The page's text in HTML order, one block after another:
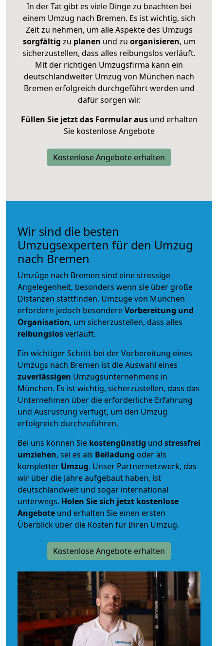
In der Tat gibt es viele Dinge zu beachten bei
einem Umzug nach Bremen. Es ist wichtig, sich
Zeit zu nehmen, um alle Aspekte des Umzugs
sorgfältig zu planen und zu organisieren, um
sicherzustellen, dass alles reibungslos verläuft.
Mit der richtigen Umzugsfirma kann ein
deutschlandweiter Umzug von München nach
Bremen erfolgreich durchgeführt werden und
dafür sorgen wir.
Füllen Sie jetzt das Formular ausund erhalten
Sie kostenlose Angebote
Kostenlose Angebote erhalten
Wir sind die besten
Umzugsexperten für den Umzug
nach Bremen
Umzüge nach Bremen sind eine stressige
Angelegenheit, besonders wenn sie über große
Distanzen stattfinden. Umzüge von München
erfordern jedoch besondereVorbereitung und
Organisation, um sicherzustellen, dass alles
reibungslosverläuft.
Ein wichtiger Schritt bei der Vorbereitung eines
Umzugs nach Bremen ist die Auswahl eines
zuverlässigen Umzugsunternehmens in
München. Es ist wichtig, sicherzustellen, dass das
Unternehmen über die erforderliche Erfahrung
und Ausrüstung verfügt, um den Umzug
erfolgreich durchzuführen.
Bei uns können Sie kostengünstig und stressfrei
umziehen, sei es als Beiladung oder als
kompletter Umzug. Unser Partnernetzwerk, das
wir über die Jahre aufgebaut haben, ist
deutschlandweit und sogar international
unterwegs. Holen Sie sich jetzt kostenlose
Angebote und erhalten Sie einen ersten
Überblick über die Kosten für Ihren Umzug.
Kostenlose Angebote erhalten